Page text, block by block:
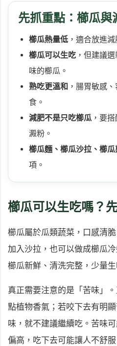
先抓重點：櫛瓜與
櫛瓜熱量低 ，適合放進
櫛瓜可以生吃 ，但建議
味的櫛瓜。
熟吃更溫和 ，腸胃敏感
食。
減肥不是只吃櫛瓜 ，要
澱粉。
櫛瓜麵、櫛瓜沙拉、櫛瓜
項。
櫛瓜可以生吃嗎？
櫛瓜屬於瓜類蔬菜，口感清
加入沙拉，也可以做成櫛瓜
櫛瓜新鮮、清洗完整，少量
真正需要注意的是「苦味」
點植物香氣；若咬下去有明
味，就不建議繼續吃。苦味
偏高，吃下去可能讓人不舒服